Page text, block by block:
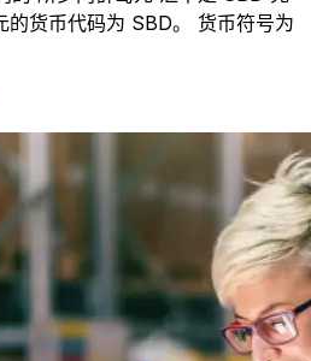
货币代码为 SBD。 货币符号为